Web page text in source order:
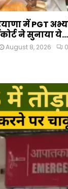
में PGT
ने सुनाया ये...
August 8, 2026 0